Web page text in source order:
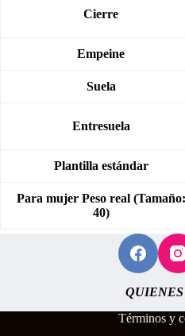
Cierre
Empeine
Suela
Entresuela
Plantilla estándar
Para mujer Peso real (Tamaño:
40)
QUIENES
Términos y